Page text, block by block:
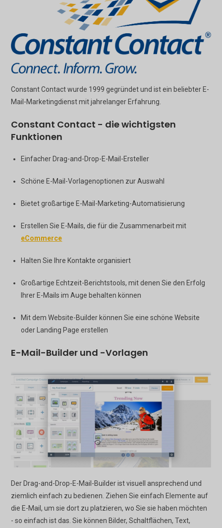
Constant Contact wurde 1999 gegründet und ist ein beliebter E-
Mail-Marketingdienst mit jahrelanger Erfahrung.
Constant Contact - die wichtigsten
Funktionen
Einfacher Drag-and-Drop-E-Mail-Ersteller
Schöne E-Mail-Vorlagenoptionen zur Auswahl
Bietet großartige E-Mail-Marketing-Automatisierung
Erstellen Sie E-Mails, die für die Zusammenarbeit mit
eCommerce
Halten Sie Ihre Kontakte organisiert
Großartige Echtzeit-Berichtstools, mit denen Sie den Erfolg
Ihrer E-Mails im Auge behalten können
Mit dem Website-Builder können Sie eine schöne Website
oder Landing Page erstellen
E-Mail-Builder und -Vorlagen
Der Drag-and-Drop-E-Mail-Builder ist visuell ansprechend und
ziemlich einfach zu bedienen. Ziehen Sie einfach Elemente auf
die E-Mail, um sie dort zu platzieren, wo Sie sie haben möchten
- so einfach ist das. Sie können Bilder, Schaltflächen, Text,